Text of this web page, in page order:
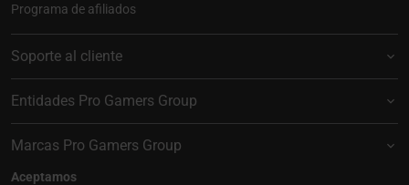
Programa de afiliados
Soporte al cliente
Entidades Pro Gamers Group
Marcas Pro Gamers Group
Aceptamos